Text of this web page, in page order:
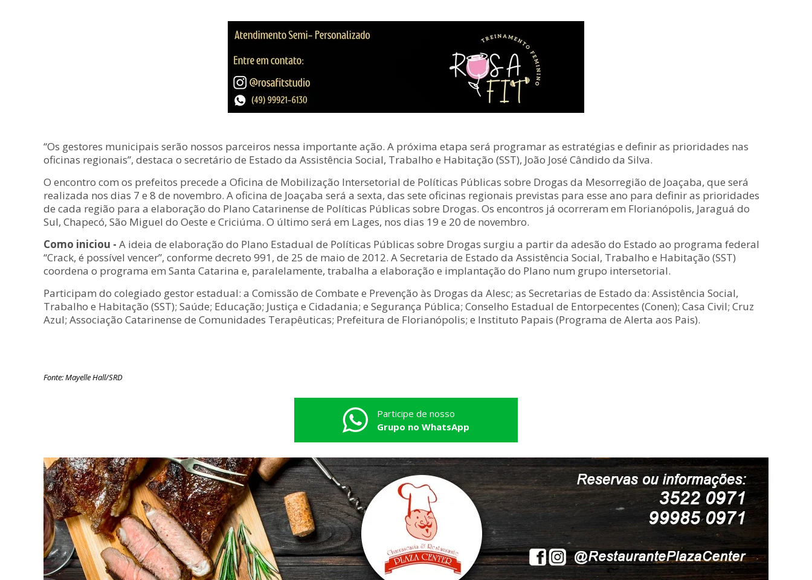
“Os gestores municipais serão nossos parceiros nessa importante ação. A próxima etapa será programar as estratégias e definir as prioridades nas
oficinas regionais”, destaca o secretário de Estado da Assistência Social, Trabalho e Habitação (SST), João José Cândido da Silva.
O encontro com os prefeitos precede a Oficina de Mobilização Intersetorial de Políticas Públicas sobre Drogas da Mesorregião de Joaçaba, que será
realizada nos dias 7 e 8 de novembro. A oficina de Joaçaba será a sexta, das sete oficinas regionais previstas para esse ano para definir as prioridades
de cada região para a elaboração do Plano Catarinense de Políticas Públicas sobre Drogas. Os encontros já ocorreram em Florianópolis, Jaraguá do
Sul, Chapecó, São Miguel do Oeste e Criciúma. O último será em Lages, nos dias 19 e 20 de novembro.
Como iniciou - A ideia de elaboração do Plano Estadual de Políticas Públicas sobre Drogas surgiu a partir da adesão do Estado ao programa federal
“Crack, é possível vencer”, conforme decreto 991, de 25 de maio de 2012. A Secretaria de Estado da Assistência Social, Trabalho e Habitação (SST)
coordena o programa em Santa Catarina e, paralelamente, trabalha a elaboração e implantação do Plano num grupo intersetorial.
Participam do colegiado gestor estadual: a Comissão de Combate e Prevenção às Drogas da Alesc; as Secretarias de Estado da: Assistência Social,
Trabalho e Habitação (SST); Saúde; Educação; Justiça e Cidadania; e Segurança Pública; Conselho Estadual de Entorpecentes (Conen); Casa Civil; Cruz
Azul; Associação Catarinense de Comunidades Terapêuticas; Prefeitura de Florianópolis; e Instituto Papais (Programa de Alerta aos Pais).
Fonte: Mayelle Hall/SRD
Participe de nosso
Grupo no WhatsApp